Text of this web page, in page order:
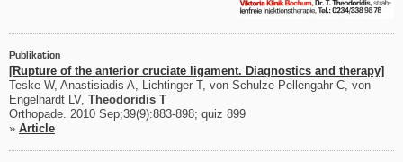
Publikation
[Rupture of the anterior cruciate ligament. Diagnostics and therapy]
Teske W, Anastisiadis A, Lichtinger T, von Schulze Pellengahr C, von
Engelhardt LV, Theodoridis T
Orthopade. 2010 Sep;39(9):883-898; quiz 899
» Article